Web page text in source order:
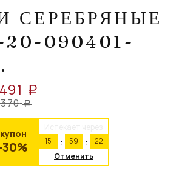
СЕРЕБРЯНЫЕ
090401-
a
a
купон
30%
15
59
21
Отменить